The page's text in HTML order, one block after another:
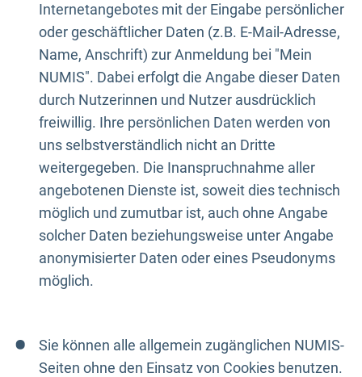
Internetangebotes mit der Eingabe persönlicher
oder geschäftlicher Daten (z.B. E-Mail-Adresse,
Name, Anschrift) zur Anmeldung bei "Mein
NUMIS". Dabei erfolgt die Angabe dieser Daten
durch Nutzerinnen und Nutzer ausdrücklich
freiwillig. Ihre persönlichen Daten werden von
uns selbstverständlich nicht an Dritte
weitergegeben. Die Inanspruchnahme aller
angebotenen Dienste ist, soweit dies technisch
möglich und zumutbar ist, auch ohne Angabe
solcher Daten beziehungsweise unter Angabe
anonymisierter Daten oder eines Pseudonyms
möglich.
Sie können alle allgemein zugänglichen NUMIS-
Seiten ohne den Einsatz von Cookies benutzen.